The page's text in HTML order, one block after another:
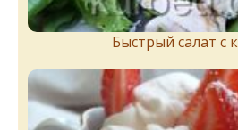
Быстрый салат с